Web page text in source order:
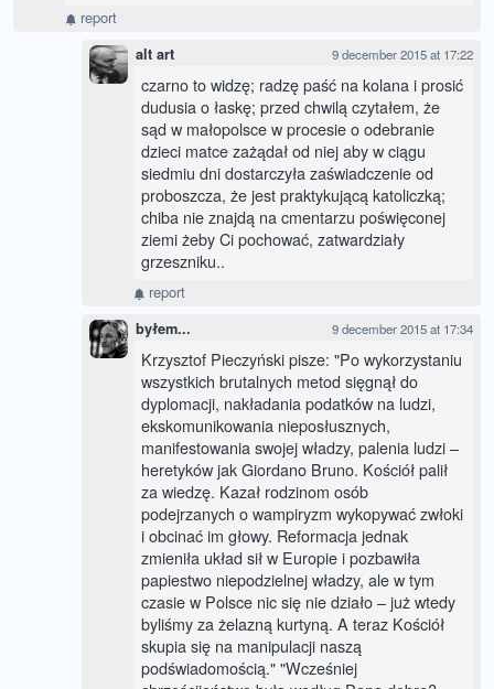
report
alt art 9 december 2015 at 17:22
czarno to widzę; radzę paść na kolana i prosić
dudusia o łaskę; przed chwilą czytałem, że
sąd w małopolsce w procesie o odebranie
dzieci matce zażądał od niej aby w ciągu
siedmiu dni dostarczyła zaświadczenie od
proboszcza, że jest praktykującą katoliczką;
chiba nie znajdą na cmentarzu poświęconej
ziemi żeby Ci pochować, zatwardziały
grzeszniku..
report
byłem... 9 december 2015 at 17:34
Krzysztof Pieczyński pisze: "Po wykorzystaniu
wszystkich brutalnych metod sięgnął do
dyplomacji, nakładania podatków na ludzi,
ekskomunikowania nieposłusznych,
manifestowania swojej władzy, palenia ludzi –
heretyków jak Giordano Bruno. Kościół palił
za wiedzę. Kazał rodzinom osób
podejrzanych o wampiryzm wykopywać zwłoki
i obcinać im głowy. Reformacja jednak
zmieniła układ sił w Europie i pozbawiła
papiestwo niepodzielnej władzy, ale w tym
czasie w Polsce nic się nie działo – już wtedy
byliśmy za żelazną kurtyną. A teraz Kościół
skupia się na manipulacji naszą
podświadomością." "Wcześniej